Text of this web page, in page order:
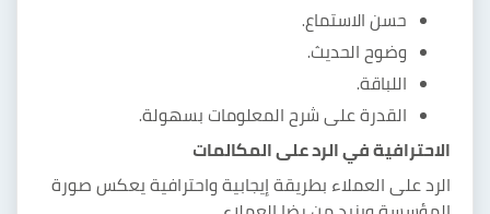
حسن الاستماع.
وضوح الحديث.
اللباقة.
القدرة على شرح المعلومات بسهولة.
الاحترافية في الرد على المكالمات
الرد على العملاء بطريقة إيجابية واحترافية يعكس صورة